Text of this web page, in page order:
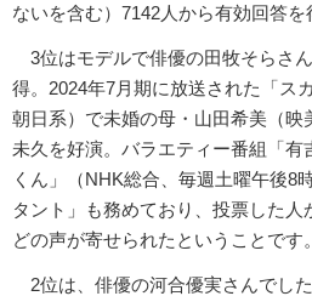
ないを含む）7142人から有効回答を
3位はモデルで俳優の田牧そらさ
得。2024年7月期に放送された「ス
朝日系）で未婚の母・山田希美（映
未久を好演。バラエティー番組「有
くん」（NHK総合、毎週土曜午後8
タント」も務めており、投票した
どの声が寄せられたということです。
2位は、俳優の河合優実さんでし